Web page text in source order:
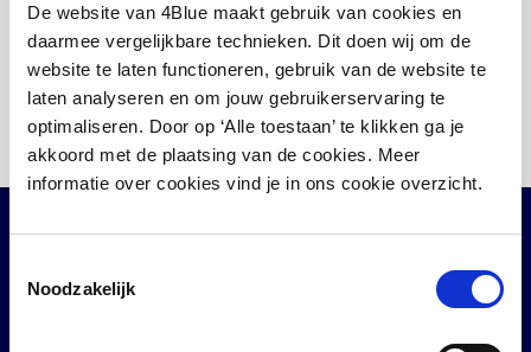
De website van 4Blue maakt gebruik van cookies en
daarmee vergelijkbare technieken. Dit doen wij om de
website te laten functioneren, gebruik van de website te
laten analyseren en om jouw gebruikerservaring te
optimaliseren. Door op ‘Alle toestaan’ te klikken ga je
akkoord met de plaatsing van de cookies. Meer
informatie over cookies vind je in ons cookie overzicht.
Noodzakelijk
WhatsApp uns
Schnell und einfach
Ruf uns an unter +49 211 81 973 111
Sofort ein Mitarbeiter am Telefon
Beliebte Seiten
Schnell bestellen